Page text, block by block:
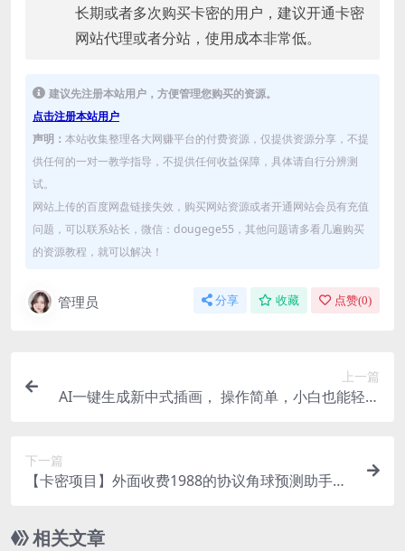
长期或者多次购买卡密的用户，建议开通卡密
网站代理或者分站，使用成本非常低。
建议先注册本站用户，方便管理您购买的资源。
点击注册本站用户
声明： 本站收集整理各大网赚平台的付费资源，仅提供资源分享，不提
供任何的一对一教学指导，不提供任何收益保障，具体请自行分辨测
试。
网站上传的百度网盘链接失效，购买网站资源或者开通网站会员有充值
问题，可以联系站长，微信：dougege55，其他问题请多看几遍购买
的资源教程，就可以解决！
管理员 分享 收藏 点赞(0)
上一篇
AI一键生成新中式插画， 操作简单，小白也能轻松
下一篇
【卡密项目】外面收费1988的协议角球预测助手，
相关文章